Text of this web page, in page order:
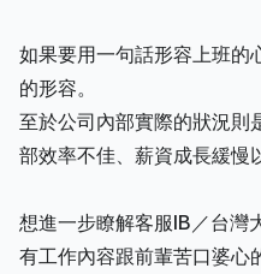
如果要用一句話形容上班的
的形容。
至於公司內部實際的狀況則
部效率不佳、薪資成長緩慢
想進一步瞭解客服IB／台灣
有工作內容跟前輩苦口婆心